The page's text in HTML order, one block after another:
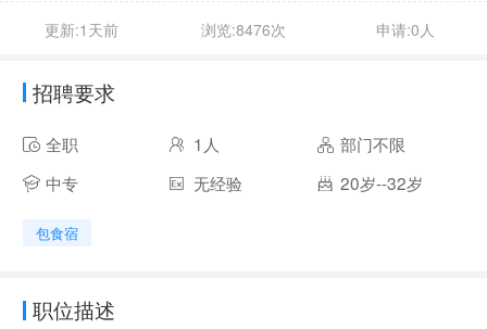
更新:1天前 浏览:8476次 申请:0人
招聘要求
全职 1人
部门不限
中专
无经验 20岁--32岁
包食宿
职位描述